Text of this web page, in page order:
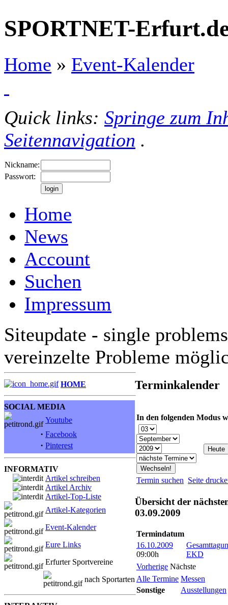
SPORTNET-
Home » Event-Kalender
Quick links: Springe zum
Seitennavigation .
Nickname:
Passwort:
Home
News
Account
Suchen
Impressum
Siteupdate - single
vereinzelte Probleme
HOME
SOCIAL MEDIA
Youtube
· Facebook
· Pinterest
INFORMATIV
Artikel schreiben
Artikel Archiv
Artikel-Top-Liste
Artikel-Kategorien
Event-Kalender
Eure Links
Erfurter Sportvereine
nach Sportarten
Terminkalender
In den folgenden Modus
Termin suchen Seite
Übersicht der
03.09.2009
Termindatum
16.10.2009
09:00h
EKD
Vorherige Nächste
Alle Termine Messen
Sonstige
Ausstellungen